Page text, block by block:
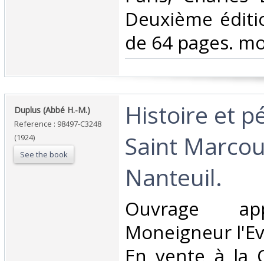
Deuxième
de 64 pages.
‎Duplus (Abbé H.-M.)‎
Reference : 98497-C3248
(1924)
See the book
‎Histoire et
Saint
Nanteuil.‎
‎Ouvrage
Moneigneur
En vente à la